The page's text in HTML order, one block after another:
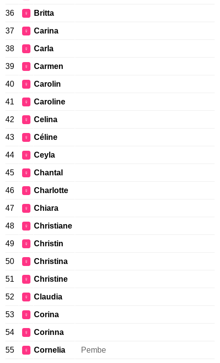
36 ♀ Britta
37 ♀ Carina
38 ♀ Carla
39 ♀ Carmen
40 ♀ Carolin
41 ♀ Caroline
42 ♀ Celina
43 ♀ Céline
44 ♀ Ceyla
45 ♀ Chantal
46 ♀ Charlotte
47 ♀ Chiara
48 ♀ Christiane
49 ♀ Christin
50 ♀ Christina
51 ♀ Christine
52 ♀ Claudia
53 ♀ Corina
54 ♀ Corinna
55 ♀ Cornelia Pembe